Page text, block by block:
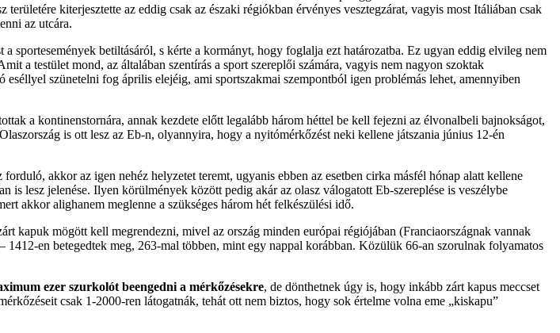
területére kiterjesztette az eddig csak az északi régiókban érvényes vesztegzárat, vagyis most Itáliában csak
az utcára.
betiltásáról, s kérte a kormányt, hogy foglalja ezt határozatba. Ez ugyan eddig elvileg nem
a testület mond, az általában szentírás a sport szereplői számára, vagyis nem nagyon szoktak
szünetelni fog április elejéig, ami sportszakmai szempontból igen problémás lehet, amennyiben
a kontinenstornára, annak kezdete előtt legalább három héttel be kell fejezni az élvonalbeli bajnokságot,
is ott lesz az Eb-n, olyannyira, hogy a nyitómérkőzést neki kellene játszania június 12-én
akkor az igen nehéz helyzetet teremt, ugyanis ebben az esetben cirka másfél hónap alatt kellene
lesz jelenése. Ilyen körülmények között pedig akár az olasz válogatott Eb-szereplése is veszélybe
akkor alighanem meglenne a szükséges három hét felkészülési idő.
kapuk mögött kell megrendezni, mivel az ország minden európai régiójában (Franciaországnak vannak
en betegedtek meg, 263-mal többen, mint egy nappal korábban. Közülük 66-an szorulnak folyamatos
ezer szurkolót beengedni a mérkőzésekre, de dönthetnek úgy is, hogy inkább zárt kapus meccset
csak 1-2000-ren látogatnák, tehát ott nem biztos, hogy sok értelme volna eme „kiskapu”